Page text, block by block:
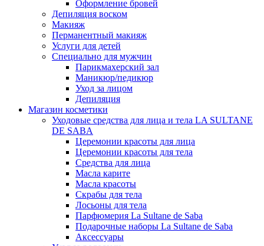
Оформление бровей
Депиляция воском
Макияж
Перманентный макияж
Услуги для детей
Специально для мужчин
Парикмахерский зал
Маникюр/педикюр
Уход за лицом
Депиляция
Магазин косметики
Уходовые средства для лица и тела LA SULTANE
DE SABA
Церемонии красоты для лица
Церемонии красоты для тела
Средства для лица
Масла карите
Масла красоты
Скрабы для тела
Лосьоны для тела
Парфюмерия La Sultane de Saba
Подарочные наборы La Sultane de Saba
Аксессуары